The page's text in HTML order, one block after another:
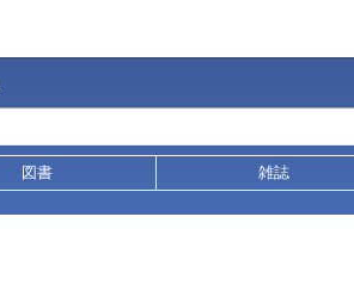
図書 雑誌